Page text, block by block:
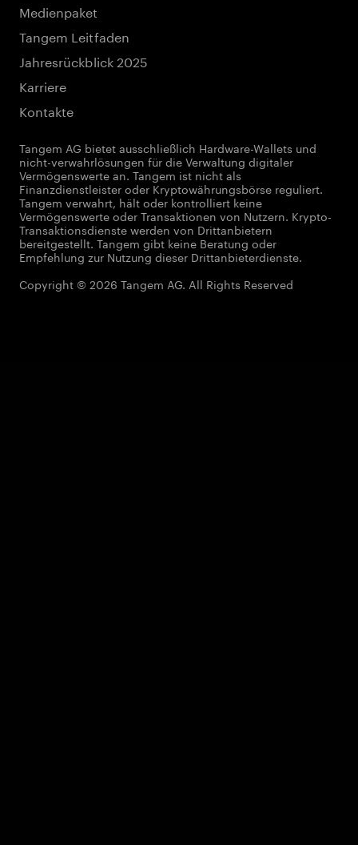
Medienpaket
Tangem Leitfaden
Jahresrückblick 2025
Karriere
Kontakte
Tangem AG bietet ausschließlich Hardware-Wallets und
nicht-verwahrlösungen für die Verwaltung digitaler
Vermögenswerte an. Tangem ist nicht als
Finanzdienstleister oder Kryptowährungsbörse reguliert.
Tangem verwahrt, hält oder kontrolliert keine
Vermögenswerte oder Transaktionen von Nutzern. Krypto-
Transaktionsdienste werden von Drittanbietern
bereitgestellt. Tangem gibt keine Beratung oder
Empfehlung zur Nutzung dieser Drittanbieterdienste.